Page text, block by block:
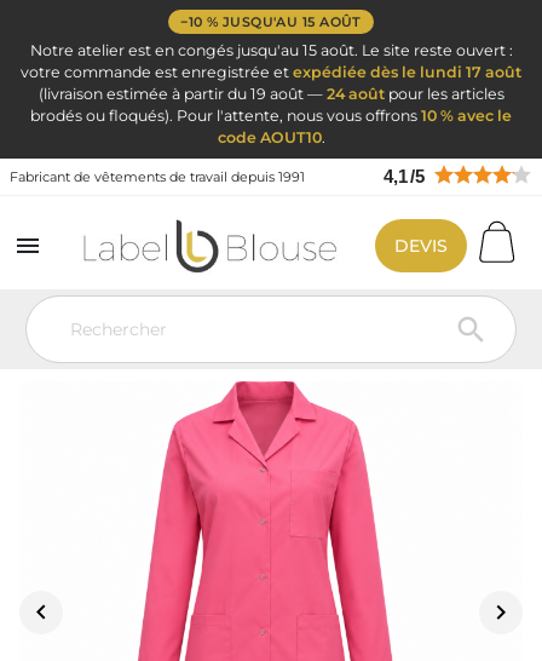
−10 % JUSQU'AU 15 AOÛT
Notre atelier est en congés jusqu'au 15 août. Le site reste ouvert :
votre commande est enregistrée et expédiée dès le lundi 17 août
(livraison estimée à partir du 19 août — 24 aoûtpour les articles
brodés ou floqués). Pour l'attente, nous vous offrons 10 % avec le
code AOUT10.
Fabricant de vêtements de travail depuis 1991 4,1/5


DEVIS
Vêtement de travail Blouse de travail par métier
Blouse de travail
longues SERGE FUSCHIA
 